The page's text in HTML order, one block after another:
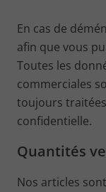
En cas de
afin que vous
Toutes les
commerciales
toujours
confidentielle.
Quantités
Nos articles